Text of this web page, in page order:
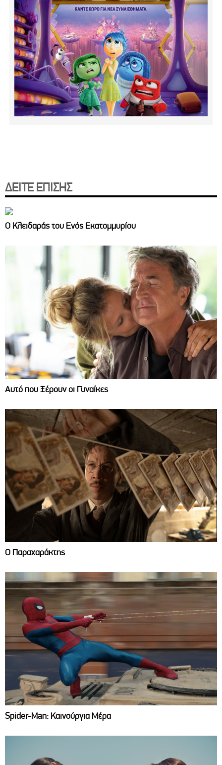
ΔΕΙΤΕ ΕΠΙΣΗΣ
Ο Κλειδαράς του Ενός Εκατομμυρίου
Αυτό που Ξέρουν οι Γυναίκες
Ο Παραχαράκτης
Spider-Man: Καινούργια Μέρα